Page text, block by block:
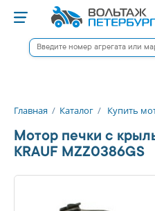
Главная / Каталог / Купить
Мотор печки c
KRAUF MZZ0386GS